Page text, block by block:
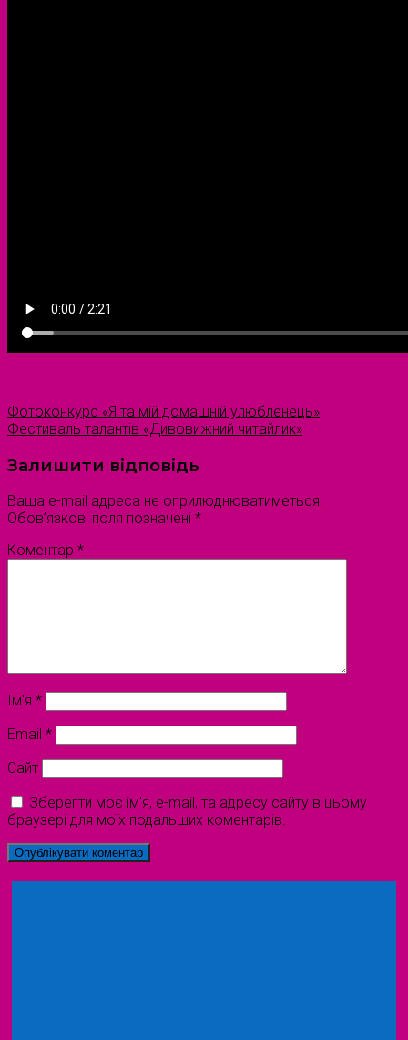
Фотоконкурс «Я та мій домашній улюбленець»
Фестиваль талантів «Дивовижний читайлик»
Залишити відповідь
Ваша e-mail адреса не оприлюднюватиметься.
Обов’язкові поля позначені *
Коментар *
Ім'я *
Email *
Сайт
Зберегти моє ім'я, e-mail, та адресу сайту в цьому
браузері для моїх подальших коментарів.